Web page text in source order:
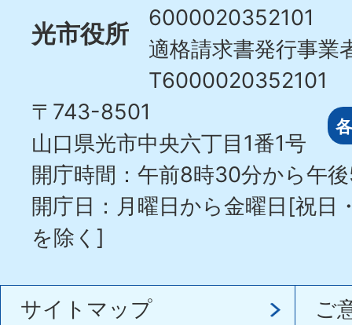
光市役所
6000020352101
適格請求書発行事業
T6000020352101
〒743-8501
山口県光市中央六丁目1番1号
開庁時間：午前8時30分から午
開庁日：月曜日から金曜日[祝日
を除く]
サイトマップ
ご